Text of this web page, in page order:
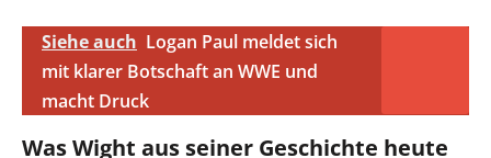
Siehe auch Logan Paul meldet sich
mit klarer Botschaft an WWE und
macht Druck
Was Wight aus seiner Geschichte heute